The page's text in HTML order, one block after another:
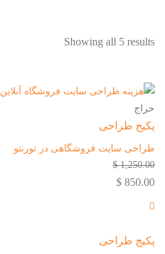
Showing all 5 results
حراج
پکیج طراحی
طراحی سایت فروشگاهی در تورنتو
1,250.00 $
850.00 $
پکیج طراحی